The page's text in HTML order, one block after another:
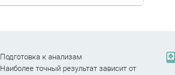
Подготовка к анализам
Наиболее точный результат зависит от